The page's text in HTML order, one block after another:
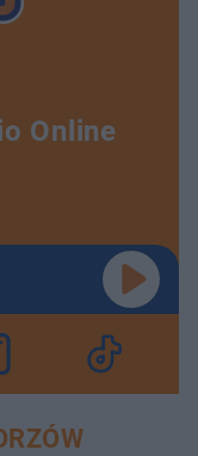
Online